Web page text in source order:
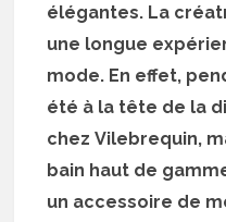
élégantes. La
une longue
mode. En effet,
été à la tête de la
chez Vilebrequin,
bain haut de
un accessoire de